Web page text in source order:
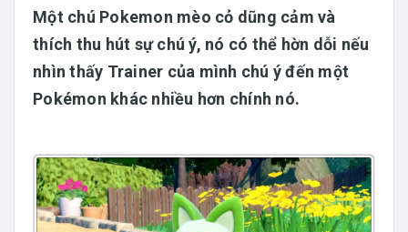
Một chú Pokemon mèo cỏ dũng cảm và
thích thu hút sự chú ý, nó có thể hờn dỗi nếu
nhìn thấy Trainer của mình chú ý đến một
Pokémon khác nhiều hơn chính nó.